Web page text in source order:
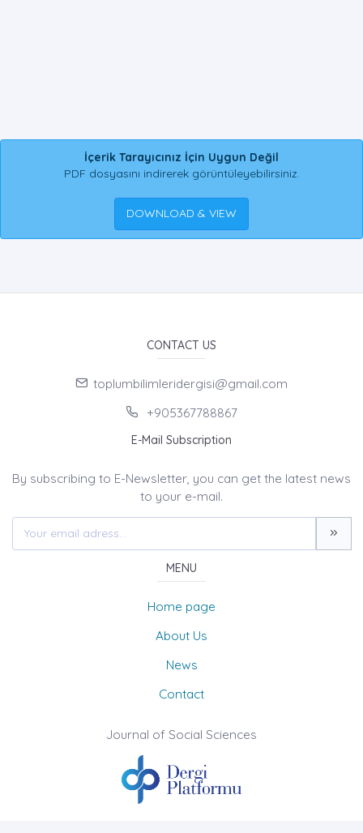
İçerik Tarayıcınız İçin Uygun Değil
PDF dosyasını indirerek görüntüleyebilirsiniz.
DOWNLOAD & VIEW
CONTACT US
toplumbilimleridergisi@gmail.com
+905367788867
E-Mail Subscription
By subscribing to E-Newsletter, you can get the latest news
to your e-mail.
MENU
Home page
About Us
News
Contact
Journal of Social Sciences